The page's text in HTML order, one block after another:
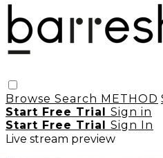
Browse Search METHOD
Start Free Trial Sign in
Start Free Trial Sign In
Live stream preview